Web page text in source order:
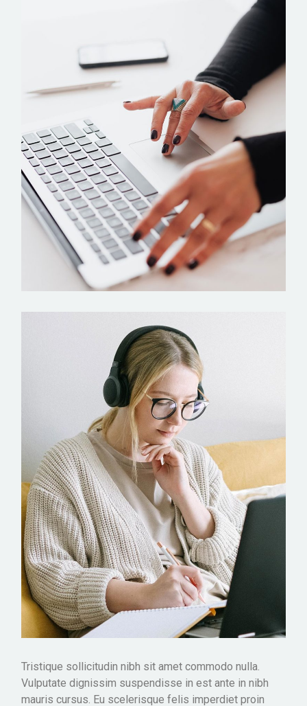
Tristique sollicitudin nibh sit amet commodo nulla.
Vulputate dignissim suspendisse in est ante in nibh
mauris cursus. Eu scelerisque felis imperdiet proin